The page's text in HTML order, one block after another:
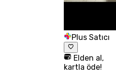
Plus Satıcı
Elden al,
kartla öde!